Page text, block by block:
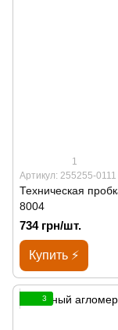
1
Артикул: 255255-0111
Техническая
8004
734 грн/шт.
Купить ⚡
3